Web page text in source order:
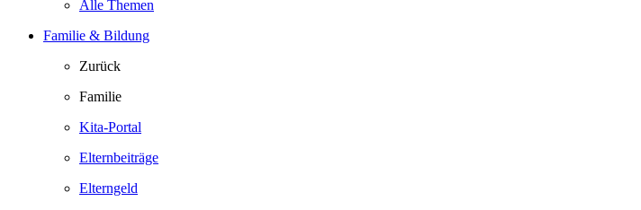
Alle Themen
Familie & Bildung
Zurück
Familie
Kita-Portal
Elternbeiträge
Elterngeld